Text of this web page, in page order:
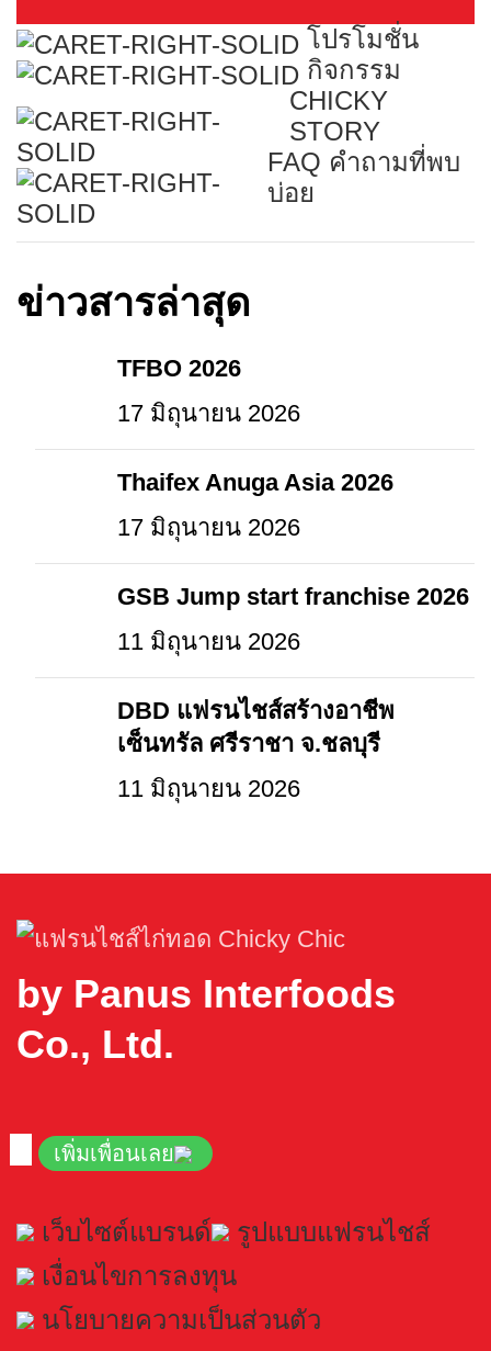
โปรโมชั่น
กิจกรรม
CHICKY
STORY
FAQ คำถามที่พบ
บ่อย
ข่าวสารล่าสุด
TFBO 2026
17 มิถุนายน 2026
Thaifex Anuga Asia 2026
17 มิถุนายน 2026
GSB Jump start franchise 2026
11 มิถุนายน 2026
DBD แฟรนไชส์สร้างอาชีพ
เซ็นทรัล ศรีราชา จ.ชลบุรี
11 มิถุนายน 2026
by Panus Interfoods
Co., Ltd.
เพิ่มเพื่อนเลย
เว็บไซต์แบรนด์
รูปแบบแฟรนไชส์
เงื่อนไขการลงทุน
นโยบายความเป็นส่วนตัว